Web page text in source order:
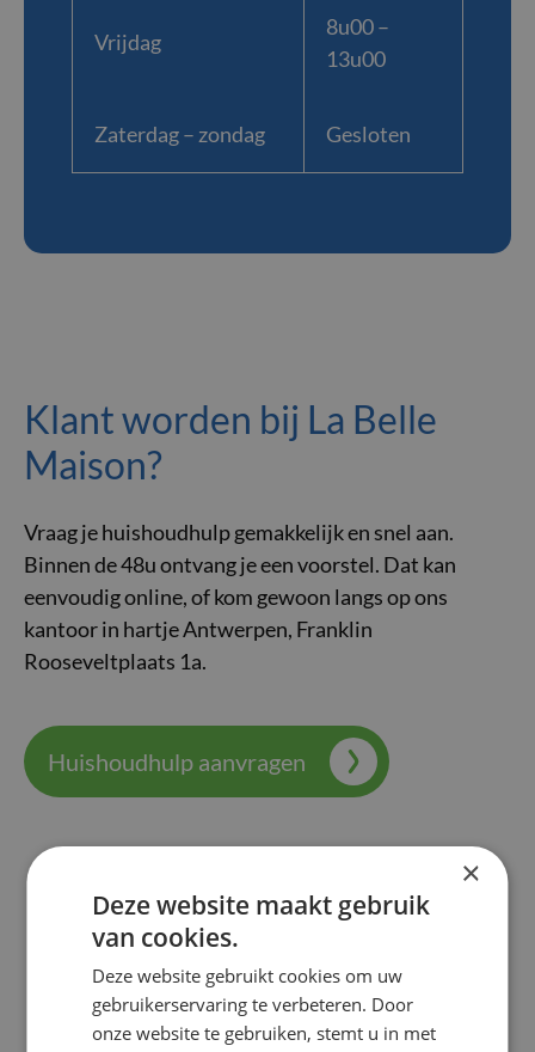
Vrijdag
8u00 –
13u00
Zaterdag – zondag Gesloten
Klant worden bij La Belle
Maison?
Vraag je huishoudhulp gemakkelijk en snel aan.
Binnen de 48u ontvang je een voorstel. Dat kan
eenvoudig online, of kom gewoon langs op ons
kantoor in hartje Antwerpen, Franklin
Rooseveltplaats 1a.
Huishoudhulp aanvragen
×
Deze website maakt gebruik
van cookies.
Deze website gebruikt cookies om uw
gebruikerservaring te verbeteren. Door
onze website te gebruiken, stemt u in met